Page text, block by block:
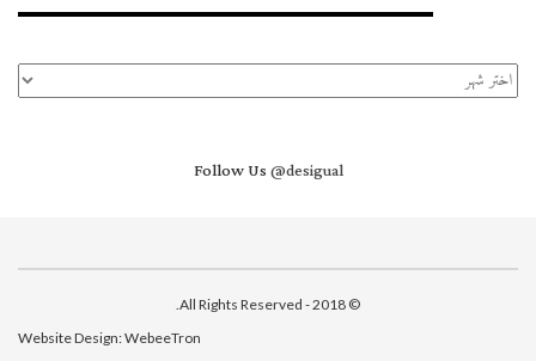
الأرشيف
Follow Us@desigual
© 2018 - All Rights Reserved.
Website Design:WebeeTron